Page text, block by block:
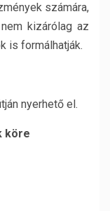
számára,
kizárólag az
is formálhatják.
nyerhető el.
köre